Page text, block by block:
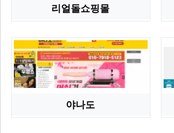
리얼돌쇼핑몰
야나도